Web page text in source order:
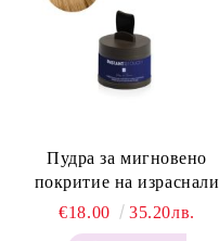
Пудра за мигновено
покритие на израснали
корени Русо - Labor Pro
Instant Retouch Powder -
€18.00 35.20лв.